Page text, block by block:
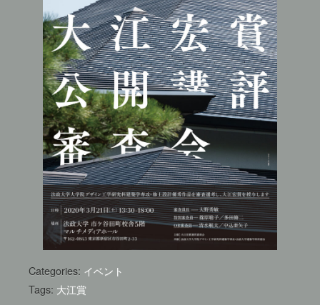
Categories: イベント
Tags: 大江賞